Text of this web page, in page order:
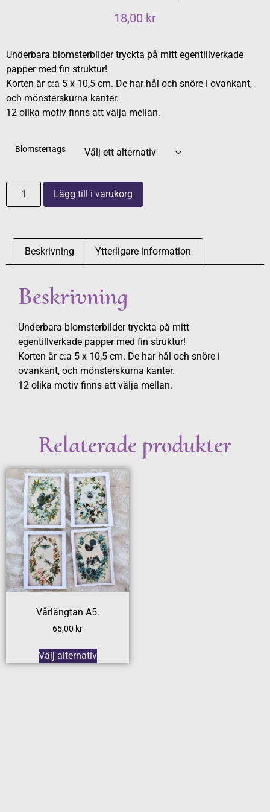
18,00 kr
Underbara blomsterbilder tryckta på mitt egentillverkade
papper med fin struktur!
Korten är c:a 5 x 10,5 cm. De har hål och snöre i ovankant,
och mönsterskurna kanter.
12 olika motiv finns att välja mellan.
Blomstertags
Lägg till i varukorg
Beskrivning Ytterligare information
Beskrivning
Underbara blomsterbilder tryckta på mitt
egentillverkade papper med fin struktur!
Korten är c:a 5 x 10,5 cm. De har hål och snöre i
ovankant, och mönsterskurna kanter.
12 olika motiv finns att välja mellan.
Relaterade produkter
Vårlängtan A5.
65,00 kr
Välj alternativ